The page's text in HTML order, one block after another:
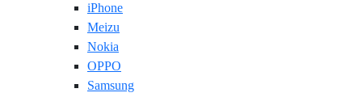
iPhone
Meizu
Nokia
OPPO
Samsung